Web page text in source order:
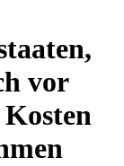
vor